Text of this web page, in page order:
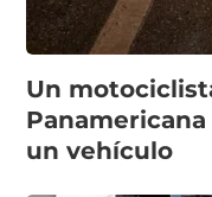
Un
un vehículo